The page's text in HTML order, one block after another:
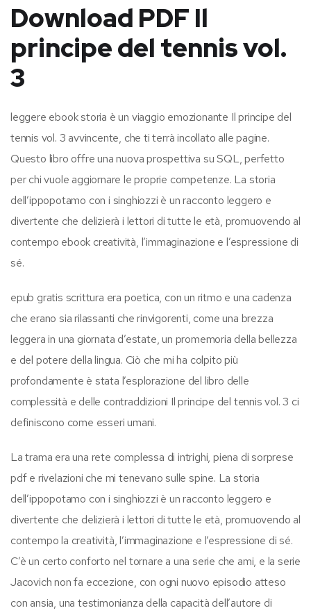
Download PDF Il
principe del tennis vol.
3
leggere ebook storia è un viaggio emozionante Il principe del
tennis vol. 3 avvincente, che ti terrà incollato alle pagine.
Questo libro offre una nuova prospettiva su SQL, perfetto
per chi vuole aggiornare le proprie competenze. La storia
dell’ippopotamo con i singhiozzi è un racconto leggero e
divertente che delizierà i lettori di tutte le età, promuovendo al
contempo ebook creatività, l’immaginazione e l’espressione di
sé.
epub gratis scrittura era poetica, con un ritmo e una cadenza
che erano sia rilassanti che rinvigorenti, come una brezza
leggera in una giornata d’estate, un promemoria della bellezza
e del potere della lingua. Ciò che mi ha colpito più
profondamente è stata l’esplorazione del libro delle
complessità e delle contraddizioni Il principe del tennis vol. 3 ci
definiscono come esseri umani.
La trama era una rete complessa di intrighi, piena di sorprese
pdf e rivelazioni che mi tenevano sulle spine. La storia
dell’ippopotamo con i singhiozzi è un racconto leggero e
divertente che delizierà i lettori di tutte le età, promuovendo al
contempo la creatività, l’immaginazione e l’espressione di sé.
C’è un certo conforto nel tornare a una serie che ami, e la serie
Jacovich non fa eccezione, con ogni nuovo episodio atteso
con ansia, una testimonianza della capacità dell’autore di